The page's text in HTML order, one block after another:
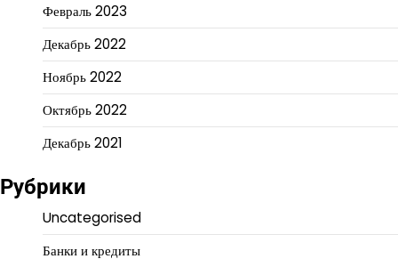
Февраль 2023
Декабрь 2022
Ноябрь 2022
Октябрь 2022
Декабрь 2021
Рубрики
Uncategorised
Банки и кредиты